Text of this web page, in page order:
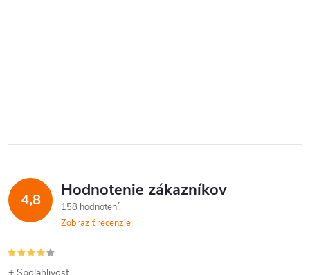
4,8 Hodnotenie zákazníkov
158 hodnotení
Zobraziť recenzie